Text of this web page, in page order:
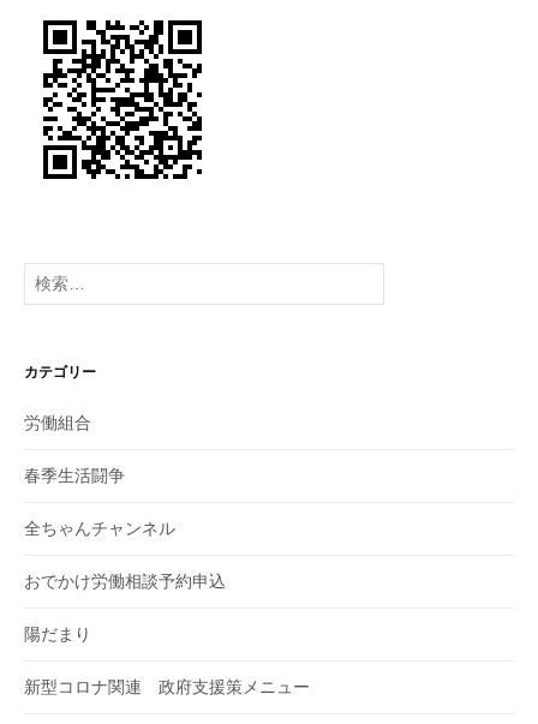
ョ
ン
検
索:
カテゴリー
労働組合
春季生活闘争
全ちゃんチャンネル
おでかけ労働相談予約申込
陽だまり
新型コロナ関連 政府支援策メニュー